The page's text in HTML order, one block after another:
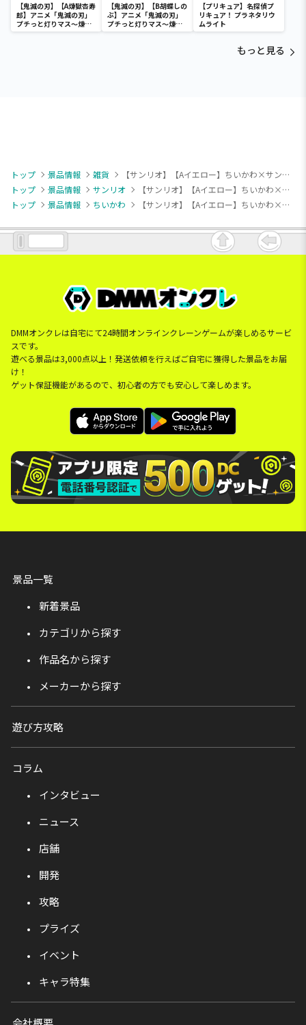
【鬼滅の刃】【A煉獄杏寿
郎】アニメ「鬼滅の刃」
プチっと灯りマス～煉獄
杏寿郎・胡蝶しのぶ～
【鬼滅の刃】【B胡蝶しの
ぶ】アニメ「鬼滅の刃」
プチっと灯りマス～煉獄
杏寿郎・胡蝶しのぶ～
【プリキュア】名探偵プ
リキュア！ プラネタリウ
ムライト
もっと見る
トップ 景品情報 雑貨
【サンリオ】【Aイエロー】ちいかわ×サンリオキャラクターズ レジかごバッグ
トップ
景品情報 サンリオ
【サンリオ】【Aイエロー】ちいかわ×サンリオキャラクターズ レジかごバッグ
トップ
景品情報 ちいかわ 【サンリオ】【Aイエロー】ちいかわ×サンリオキャラクターズ レジかごバッグ
DMMオンクレは自宅にて24時間オンラインクレーンゲームが楽しめるサービ
スです。
遊べる景品は3,000点以上！発送依頼を行えばご自宅に獲得した景品をお届
け！
ゲット保証機能があるので、初心者の方でも安心して楽しめます。
景品一覧
新着景品
カテゴリから探す
作品名から探す
メーカーから探す
遊び方攻略
コラム
インタビュー
ニュース
店舗
開発
攻略
プライズ
イベント
キャラ特集